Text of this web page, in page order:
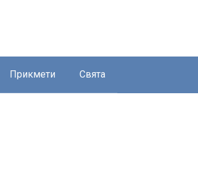
Прикмети Свята